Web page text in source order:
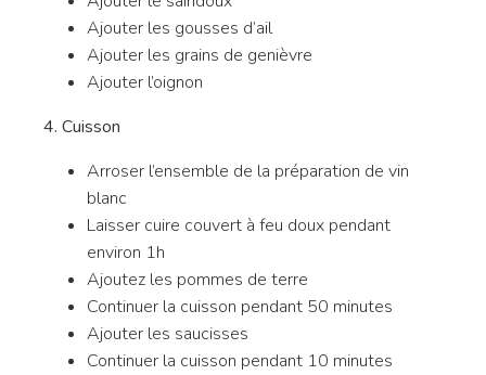
Ajouter les gousses d’ail
Ajouter les grains de genièvre
Ajouter l’oignon
4. Cuisson
Arroser l’ensemble de la préparation de vin
blanc
Laisser cuire couvert à feu doux pendant
environ 1h
Ajoutez les pommes de terre
Continuer la cuisson pendant 50 minutes
Ajouter les saucisses
Continuer la cuisson pendant 10 minutes